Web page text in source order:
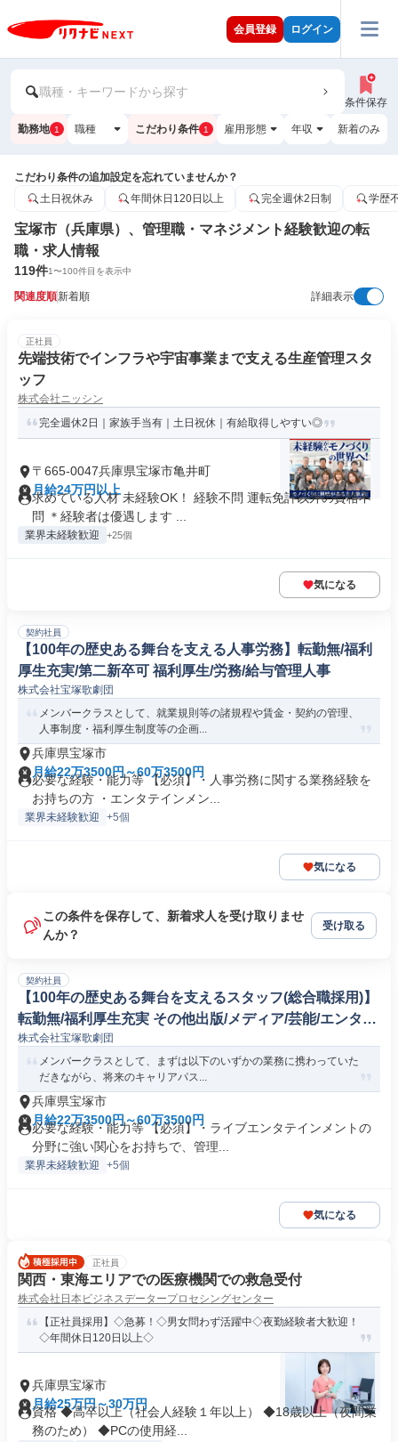
会員登録 ログイン
職種・キーワードから探す
条件保存
勤務地 1 職種 こだわり条件 1 雇用形態 年収 新着のみ
こだわり条件の追加設定を忘れていませんか？
土日祝休み
年間休日120日以上 完全週休2日制 学歴
宝塚市（兵庫県）、管理職・マネジメント経験歓迎の転
職・求人情報
119件1〜100件目を表示中
関連度順新着順 詳細表示
正社員
先端技術でインフラや宇宙事業まで支える生産管理スタ
ッフ
株式会社ニッシン
完全週休2日｜家族手当有｜土日祝休｜有給取得しやすい◎
〒665-0047兵庫県宝塚市亀井町
月給24万円以上
求めている人材 未経験OK！ 経験不問 運転免許以外の資格不
問 ＊経験者は優遇します ...
業界未経験歓迎 +25個
気になる
契約社員
【100年の歴史ある舞台を支える人事労務】転勤無/福利
厚生充実/第二新卒可 福利厚生/労務/給与管理人事
株式会社宝塚歌劇団
メンバークラスとして、就業規則等の諸規程や賃金・契約の管理、
人事制度・福利厚生制度等の企画...
兵庫県宝塚市
月給22万3500円～60万3500円
必要な経験・能力等 【必須】・人事労務に関する業務経験を
お持ちの方 ・エンタテインメン...
業界未経験歓迎 +5個
気になる
この条件を保存して、新着求人を受け取りませ
んか？
受け取る
契約社員
【100年の歴史ある舞台を支えるスタッフ(総合職採用)】
転勤無/福利厚生充実 その他出版/メディア/芸能/エンタメ
専門職
株式会社宝塚歌劇団
メンバークラスとして、まずは以下のいずかの業務に携わっていた
だきながら、将来のキャリアパス...
兵庫県宝塚市
月給22万3500円～60万3500円
必要な経験・能力等 【必須】・ライブエンタテインメントの
分野に強い関心をお持ちで、管理...
業界未経験歓迎 +5個
気になる
正社員
関西・東海エリアでの医療機関での救急受付
株式会社日本ビジネスデータープロセシングセンター
【正社員採用】◇急募！◇男女問わず活躍中◇夜勤経験者大歓迎！
◇年間休日120日以上◇
兵庫県宝塚市
月給25万円～30万円
資格 ◆高卒以上（社会人経験１年以上） ◆18歳以上（夜間業
務のため） ◆PCの使用経...